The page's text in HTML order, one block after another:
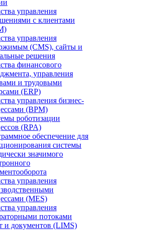
управления
с клиентами
управления
(CMS), сайты и
решения
финансового
управления
и трудовыми
(ERP)
управления бизнес-
(BPM)
роботизации
(RPA)
обеспечение для
системы
значимого
управления
(MES)
управления
потоками
и документов (LIMS)